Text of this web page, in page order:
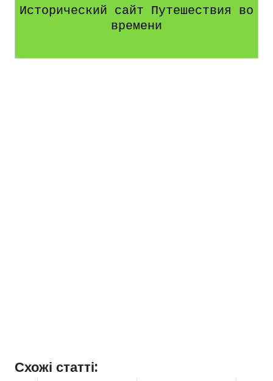
Исторический сайт Путешествия во
времени
Схожі статті: